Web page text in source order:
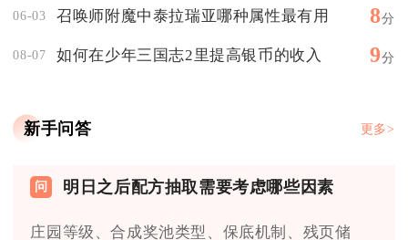
06-03 召唤师附魔中泰拉瑞亚哪种属性最有用 8分
08-07 如何在少年三国志2里提高银币的收入 9分
新手问答 更多>
明日之后配方抽取需要考虑哪些因素
庄园等级、合成奖池类型、保底机制、残页储